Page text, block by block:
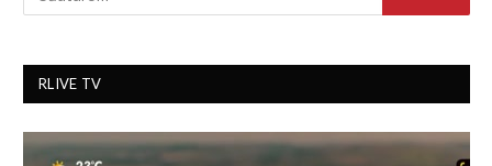
RLIVE TV